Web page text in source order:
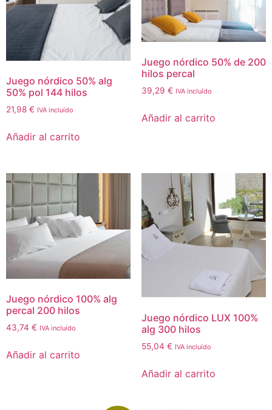
Juego nórdico 50% alg
50% pol 144 hilos
21,98 € IVA incluído
Añadir al carrito
Juego nórdico 50% de 200
hilos percal
39,29 € IVA incluído
Añadir al carrito
Juego nórdico 100% alg
percal 200 hilos
43,74 € IVA incluído
Añadir al carrito
Juego nórdico LUX 100%
alg 300 hilos
55,04 € IVA incluído
Añadir al carrito